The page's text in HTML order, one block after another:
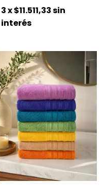
3x$11.511,33sin
interés